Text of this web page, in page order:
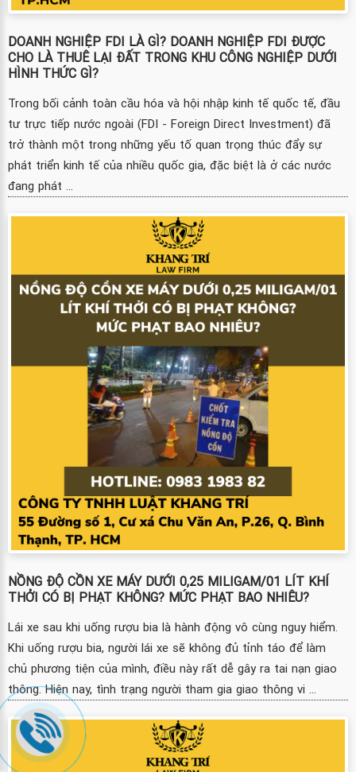
DOANH NGHIỆP FDI LÀ GÌ? DOANH NGHIỆP FDI ĐƯỢC
CHO LÀ THUÊ LẠI ĐẤT TRONG KHU CÔNG NGHIỆP DƯỚI
HÌNH THỨC GÌ?
Trong bối cảnh toàn cầu hóa và hội nhập kinh tế quốc tế, đầu
tư trực tiếp nước ngoài (FDI - Foreign Direct Investment) đã
trở thành một trong những yếu tố quan trọng thúc đẩy sự
phát triển kinh tế của nhiều quốc gia, đặc biệt là ở các nước
đang phát ...
NỒNG ĐỘ CỒN XE MÁY DƯỚI 0,25 MILIGAM/01 LÍT KHÍ
THỞI CÓ BỊ PHẠT KHÔNG? MỨC PHẠT BAO NHIÊU?
Lái xe sau khi uống rượu bia là hành động vô cùng nguy hiểm.
Khi uống rượu bia, người lái xe sẽ không đủ tỉnh táo để làm
chủ phương tiện của mình, điều này rất dễ gây ra tai nạn giao
thông. Hiện nay, tình trạng người tham gia giao thông vi ...